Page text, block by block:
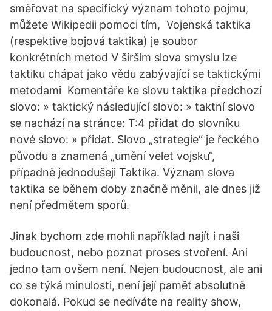
směřovat na specifický význam tohoto pojmu,
můžete Wikipedii pomoci tím, Vojenská taktika
(respektive bojová taktika) je soubor
konkrétních metod V širším slova smyslu lze
taktiku chápat jako vědu zabývající se taktickými
metodami Komentáře ke slovu taktika předchozí
slovo: » taktický následující slovo: » taktní slovo
se nachází na stránce: T:4 přidat do slovníku
nové slovo: » přidat. Slovo „strategie“ je řeckého
původu a znamená „umění velet vojsku“,
případně jednodušeji Taktika. Význam slova
taktika se během doby značně měnil, ale dnes již
není předmětem sporů.
Jinak bychom zde mohli například najít i naši
budoucnost, nebo poznat proses stvoření. Ani
jedno tam ovšem není. Nejen budoucnost, ale ani
co se týká minulosti, není její paměť absolutně
dokonalá. Pokud se nedíváte na reality show,